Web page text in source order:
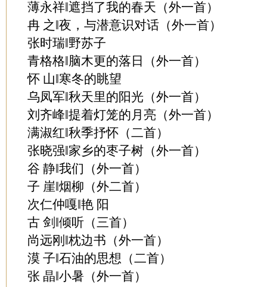
薄永祥‖遮挡了我的春天（外一首）
冉 之‖夜，与潜意识对话（外一首）
张时瑞‖野苏子
青格格‖脑木更的落日（外一首）
怀 山‖寒冬的眺望
乌凤军‖秋天里的阳光（外一首）
刘齐峰‖提着灯笼的月亮（外一首）
满淑红‖秋季抒怀（二首）
张晓强‖家乡的枣子树（外一首）
谷 静‖我们（外一首）
子 崖‖烟柳（外二首）
次仁仲嘎‖艳 阳
古 剑‖倾听（三首）
尚远刚‖枕边书（外一首）
漠 子‖石油的思想（二首）
张 晶‖小暑（外一首）